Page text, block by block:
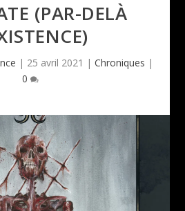
(PAR-DELÀ
| 25 avril 2021 | Chroniques |
0